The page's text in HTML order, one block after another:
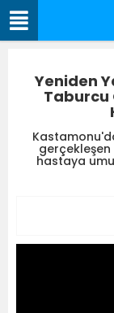
Yeniden
Taburcu
gerçekleşen
hastaya